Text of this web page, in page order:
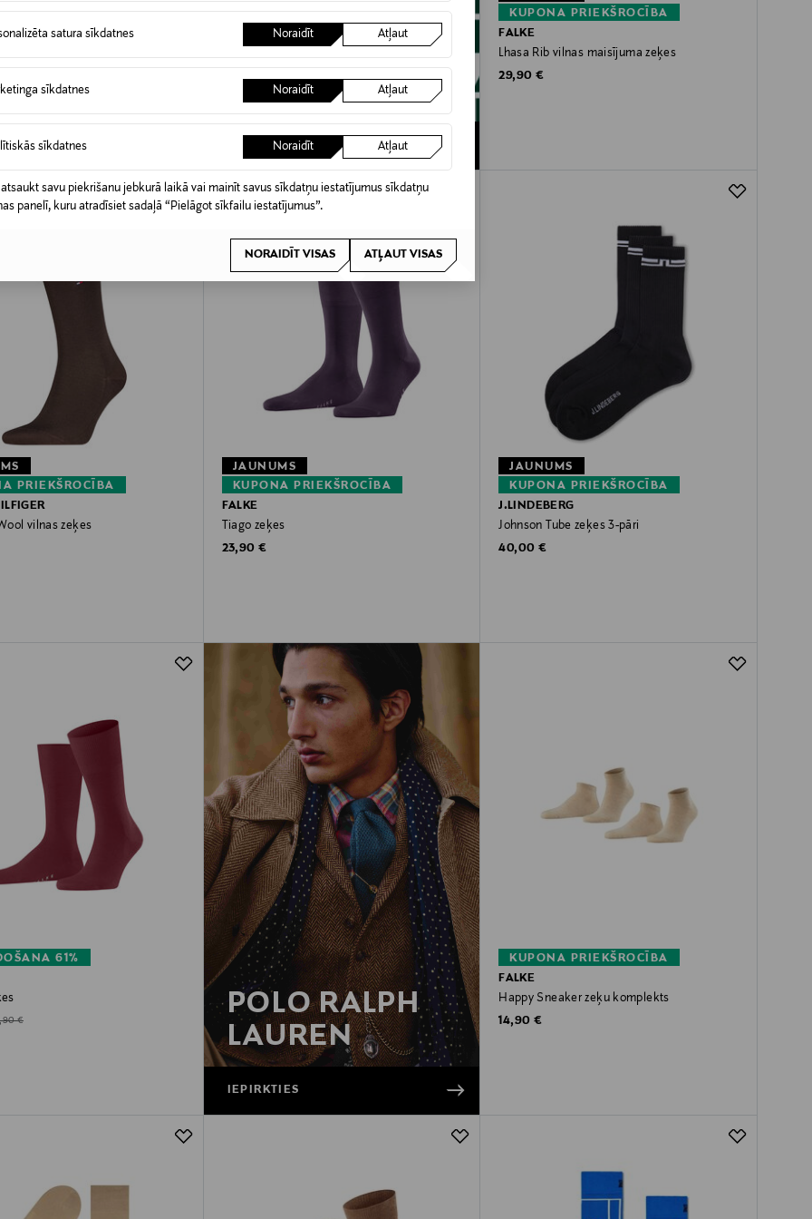
satura sīkdatnes Noraidīt Atļaut
sīkdatnes Noraidīt Atļaut
sīkdatnes Noraidīt Atļaut
atsaukt savu piekrišanu jebkurā laikā vai mainīt savus sīkdatņu iestatījumus sīkdatņu
panelī, kuru atradīsiet sadaļā “Pielāgot sīkfailu iestatījumus”.
NORAIDĪT VISAS ATĻAUT VISAS
PRIEKŠROCĪBA
MODE -20%
KUPONA PRIEKŠROCĪBA
FALKE
Lhasa Rib vilnas maisījuma zeķes
Original Price
29,90 €
PRIEKŠROCĪBA
vilnas zeķes
KUPONA PRIEKŠROCĪBA
JAUNUMS
FALKE
Tiago zeķes
Original Price
23,90 €
KUPONA PRIEKŠROCĪBA
JAUNUMS
J.LINDEBERG
Johnson Tube zeķes 3-pāri
Original Price
40,00 €
61%
PricePrice
€
POLO RALPH
LAUREN
IEPIRKTIES
KUPONA PRIEKŠROCĪBA
FALKE
Happy Sneaker zeķu komplekts
Original Price
14,90 €